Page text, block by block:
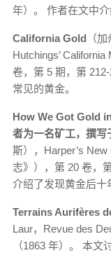
年）。 作者在文中介
California Gold （
Hutchings’
卷，第 5 期，第
常见的黄金。
How We Got Gold
者为一名矿工，撰写
斯），Harper’s
志》），第 20 卷，
介绍了发现黄金后十
Terrains Aurifères
Laur，Revue des
（1863 年）。 本